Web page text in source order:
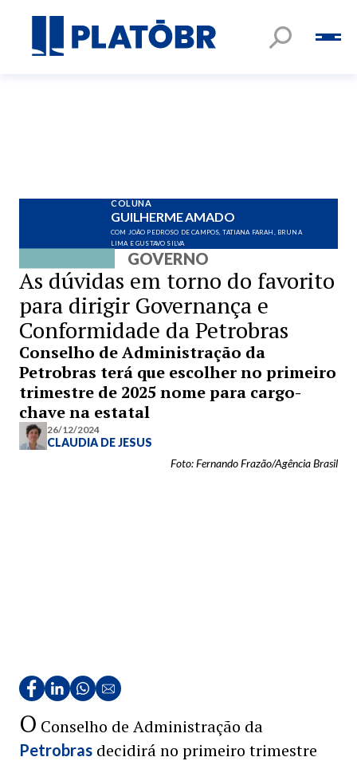
COLUNA
GUILHERME AMADO
COM JOÃO PEDROSO DE CAMPOS, TATIANA FARAH, BRUNA
LIMA E GUSTAVO SILVA
GOVERNO
As dúvidas em torno do favorito
para dirigir Governança e
Conformidade da Petrobras
Conselho de Administração da
Petrobras terá que escolher no primeiro
trimestre de 2025 nome para cargo-
chave na estatal
26/12/2024
CLAUDIA DE JESUS
Foto: Fernando Frazão/Agência Brasil
O Conselho de Administração da
Petrobras decidirá no primeiro trimestre